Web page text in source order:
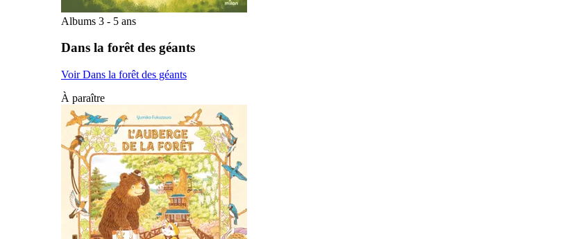
Albums 3 - 5 ans
Dans la forêt des géants
Voir Dans la forêt des géants
À paraître